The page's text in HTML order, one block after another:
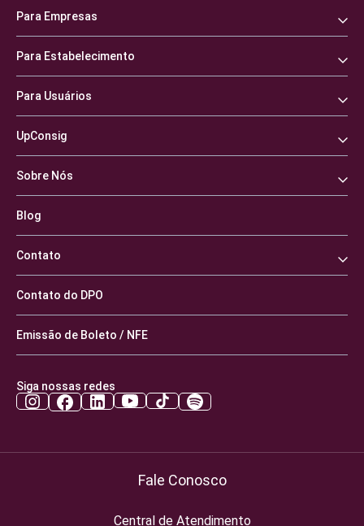
Para Empresas
Para Estabelecimento
Para Usuários
UpConsig
Sobre Nós
Blog
Contato
Contato do DPO
Emissão de Boleto / NFE
Siga nossas redes
Fale Conosco
Central de Atendimento